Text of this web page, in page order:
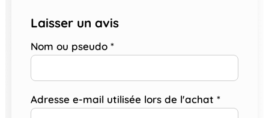
Laisser un avis
Nom ou pseudo *
Adresse e-mail utilisée lors de l'achat *